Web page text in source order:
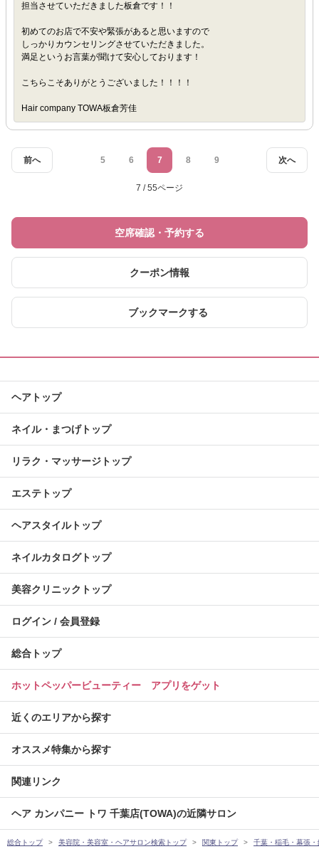
担当させていただきました板倉です！！
初めてのお店で不安や緊張があると思いますので
しっかりカウンセリングさせていただきました。
満足というお言葉が聞けて安心しております！
こちらこそありがとうございました！！！！
Hair company TOWA板倉芳佳
前へ 次へ
5 6 7 8 9
7 / 55ページ
空席確認・予約する
クーポン情報
ブックマークする
ヘアトップ
ネイル・まつげトップ
リラク・マッサージトップ
エステトップ
ヘアスタイルトップ
ネイルカタログトップ
美容クリニックトップ
ログイン / 会員登録
総合トップ
ホットペッパービューティー アプリをゲット
近くのエリアから探す
オススメ特集から探す
関連リンク
ヘア カンパニー トワ 千葉店(TOWA)の近隣サロン
総合トップ 美容院・美容室・ヘアサロン検索トップ 関東トップ 千葉・稲毛・幕張